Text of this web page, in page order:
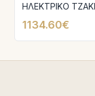
ΗΛΕΚΤΡΙΚΟ
1134.60€